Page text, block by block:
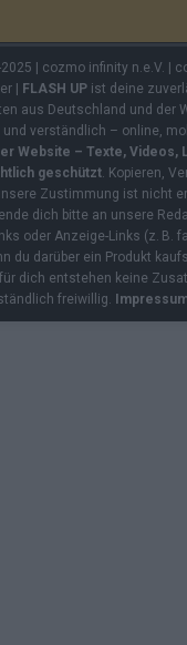
| cozmo infinity n.e.V. |
| FLASH UPist deine
aus Deutschland und der
verständlich – online,
Website – Texte, Videos,
geschützt . Kopieren,
Zustimmung ist nicht
dich bitte an unsere
oder Anzeige-Links (z. B.
du darüber ein Produkt
dich entstehen keine
freiwillig.